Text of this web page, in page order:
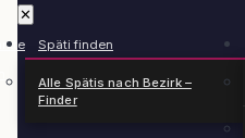
✕
Späti finden
Alle Spätis nach Bezirk –
Finder